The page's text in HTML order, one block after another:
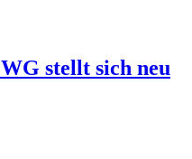
stellt sich neu